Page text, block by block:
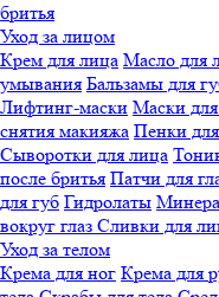
бритья
Уход за лицом
Крем для лица Масло для
умывания Бальзамы для
Лифтинг-маски Маски
снятия макияжа Пенки
Сыворотки для лица
после бритья Патчи для
для губ Гидролаты
вокруг глаз Сливки для
Уход за телом
Крема для ног Крема для